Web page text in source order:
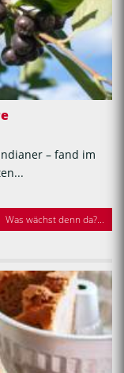
– fand im
Was wächst denn da?...